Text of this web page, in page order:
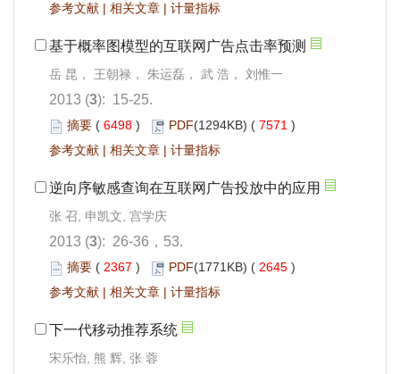
参考文献 | 相关文章 | 计量指标
基于概率图模型的互联网广告点击率预测
岳 昆， 王朝禄， 朱运磊， 武 浩， 刘惟一
2013 (3): 15-25.
摘要 ( 6498 ) PDF(1294KB) ( 7571 )
参考文献 | 相关文章 | 计量指标
逆向序敏感查询在互联网广告投放中的应用
张 召, 申凯文, 宫学庆
2013 (3): 26-36，53.
摘要 ( 2367 ) PDF(1771KB) ( 2645 )
参考文献 | 相关文章 | 计量指标
下一代移动推荐系统
宋乐怡, 熊 辉, 张 蓉